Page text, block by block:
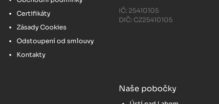
Certifikáty
Zásady Cookies
Odstoupení od smlouvy
Kontakty
IČ: 25410105
DIČ: CZ25410105
Naše pobočky